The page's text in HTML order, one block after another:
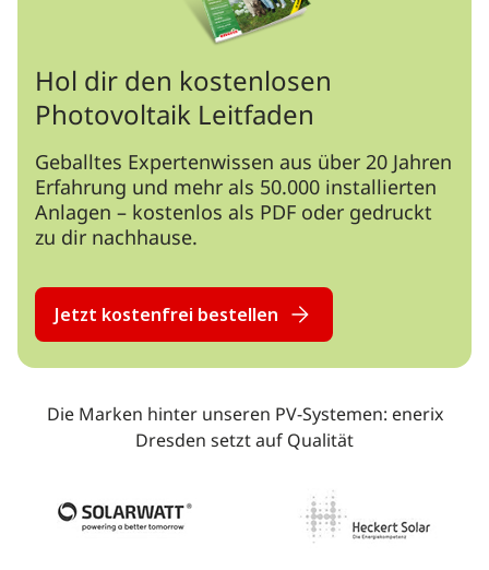
Hol dir den kostenlosen
Photovoltaik Leitfaden
Geballtes Expertenwissen aus über 20 Jahren
Erfahrung und mehr als 50.000 installierten
Anlagen – kostenlos als PDF oder gedruckt
zu dir nachhause.
Jetzt kostenfrei bestellen
Die Marken hinter unseren PV-Systemen: enerix
Dresden setzt auf Qualität